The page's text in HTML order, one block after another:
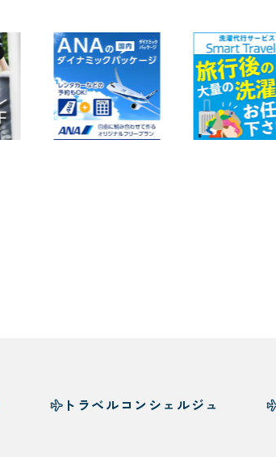
トラベルコンシェルジュ